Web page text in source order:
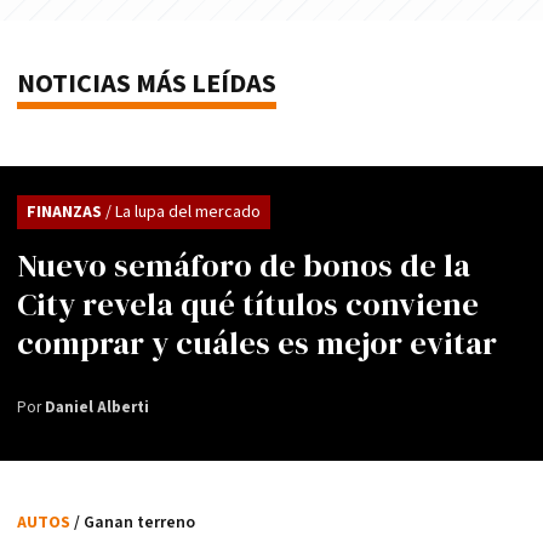
NOTICIAS MÁS LEÍDAS
Nuevo semáforo de bonos de la
City revela qué títulos conviene
comprar y cuáles es mejor evitar
FINANZAS / La lupa del mercado
PorDaniel Alberti
AUTOS / Ganan terreno